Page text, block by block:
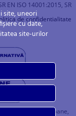
EN ISO 14001:2015, SR
de confidentialitate
automobile, camioane,
site, uneori
cu date,
site-urilor